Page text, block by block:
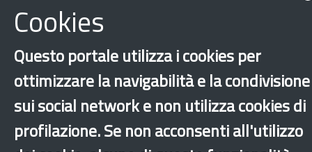
Valle D'Aosta
Rapporti di ricerca
Altri comuni
›×
Cookies
Questo portale utilizza i cookies per
ottimizzare la navigabilità e la condivisione
sui social network e non utilizza cookies di
profilazione. Se non acconsenti all'utilizzo